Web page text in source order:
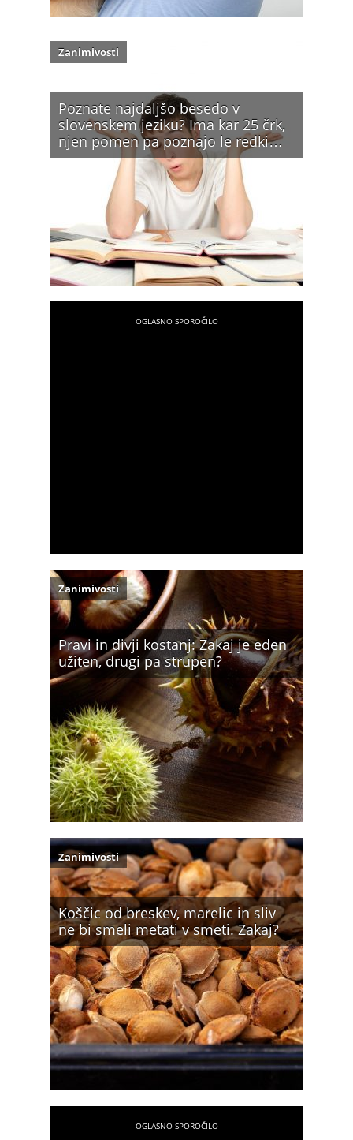
Poznate najdaljšo besedo v
slovenskem jeziku? Ima kar 25 črk,
njen pomen pa poznajo le redki…
Zanimivosti
Pravi in divji kostanj: Zakaj je eden
užiten, drugi pa strupen?
Zanimivosti
Koščic od breskev, marelic in sliv
ne bi smeli metati v smeti. Zakaj?
Zanimivosti